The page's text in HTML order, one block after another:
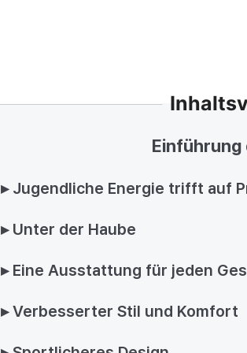
Einführung
▸ Jugendliche Energie trifft auf
▸ Unter der Haube
▸ Eine Ausstattung für jeden
▸ Verbesserter Stil und Komfort